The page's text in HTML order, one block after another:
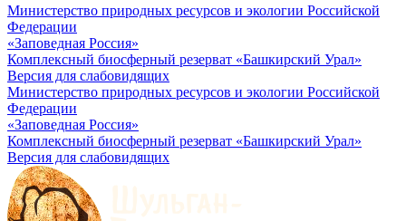
Министерство природных ресурсов и экологии Российской
Федерации
«Заповедная Россия»
Комплексный биосферный резерват «Башкирский Урал»
Версия для слабовидящих
Министерство природных ресурсов и экологии Российской
Федерации
«Заповедная Россия»
Комплексный биосферный резерват «Башкирский Урал»
Версия для слабовидящих